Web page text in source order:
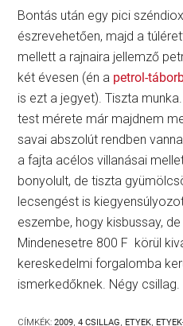
Bontás után egy pici
észrevehetően, majd a
mellett a rajnaira jellemző
két évesen (én a petrol-
is ezt a jegyet). Tiszta
test mérete már majdnem
savai abszolút rendben
a fajta acélos villanásai
bonyolult, de tiszta
lecsengést is
eszembe, hogy kisbussay,
Mindenesetre 800 F körül
kereskedelmi forgalomba
ismerkedőknek. Négy csillag.
CÍMKÉK:2009,4 CSILLAG, ETYEK,